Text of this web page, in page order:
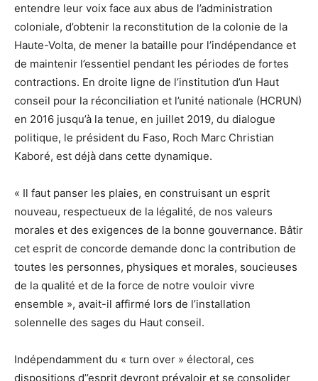
entendre leur voix face aux abus de l’administration
coloniale, d’obtenir la reconstitution de la colonie de la
Haute-Volta, de mener la bataille pour l’indépendance et
de maintenir l’essentiel pendant les périodes de fortes
contractions. En droite ligne de l’institution d’un Haut
conseil pour la réconciliation et l’unité nationale (HCRUN)
en 2016 jusqu’à la tenue, en juillet 2019, du dialogue
politique, le président du Faso, Roch Marc Christian
Kaboré, est déjà dans cette dynamique.
« Il faut panser les plaies, en construisant un esprit
nouveau, respectueux de la légalité, de nos valeurs
morales et des exigences de la bonne gouvernance. Bâtir
cet esprit de concorde demande donc la contribution de
toutes les personnes, physiques et morales, soucieuses
de la qualité et de la force de notre vouloir vivre
ensemble », avait-il affirmé lors de l’installation
solennelle des sages du Haut conseil.
Indépendamment du « turn over » électoral, ces
dispositions d’’esprit devront prévaloir et se consolider